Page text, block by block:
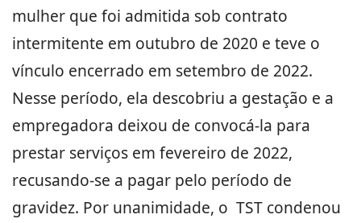
mulher que foi admitida sob contrato
intermitente em outubro de 2020 e teve o
vínculo encerrado em setembro de 2022.
Nesse período, ela descobriu a gestação e a
empregadora deixou de convocá-la para
prestar serviços em fevereiro de 2022,
recusando-se a pagar pelo período de
gravidez. Por unanimidade, o TST condenou